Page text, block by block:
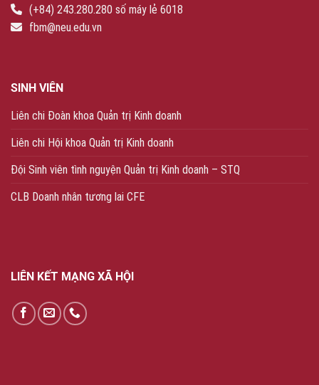
(+84) 243.280.280 số máy lẻ 6018
fbm@neu.edu.vn
SINH VIÊN
Liên chi Đoàn khoa Quản trị Kinh doanh
Liên chi Hội khoa Quản trị Kinh doanh
Đội Sinh viên tình nguyện Quản trị Kinh doanh – STQ
CLB Doanh nhân tương lai CFE
LIÊN KẾT MẠNG XÃ HỘI